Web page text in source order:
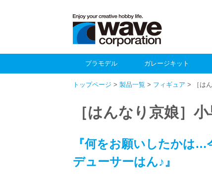
プラモデル ガレージキット
トップページ > 製品一覧 > フィギュア > ［は
［はんなり京娘］
『何をお願いしたかは…
デューサーはん♪』